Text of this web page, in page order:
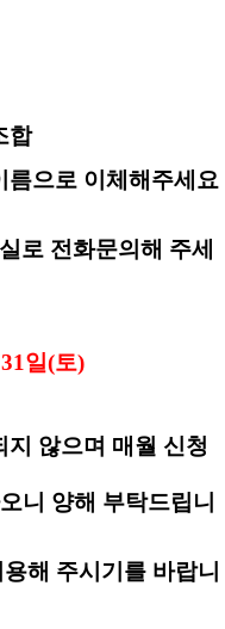
합
으로 이체해주세요
로 전화문의해 주세
일(토)
않으며 매월 신청
니 양해 부탁드립니
해 주시기를 바랍니